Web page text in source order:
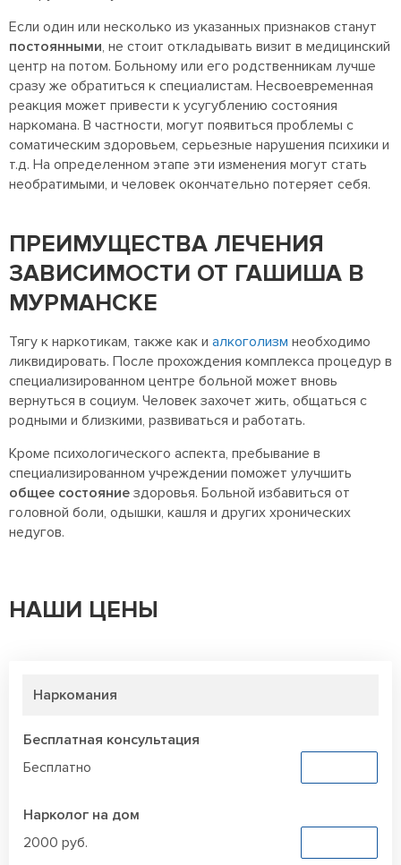
Если один или несколько из указанных признаков станут
постоянными, не стоит откладывать визит в медицинский
центр на потом. Больному или его родственникам лучше
сразу же обратиться к специалистам. Несвоевременная
реакция может привести к усугублению состояния
наркомана. В частности, могут появиться проблемы с
соматическим здоровьем, серьезные нарушения психики и
т.д. На определенном этапе эти изменения могут стать
необратимыми, и человек окончательно потеряет себя.
ПРЕИМУЩЕСТВА ЛЕЧЕНИЯ
ЗАВИСИМОСТИ ОТ ГАШИША В
МУРМАНСКЕ
Тягу к наркотикам, также как и алкоголизм необходимо
ликвидировать. После прохождения комплекса процедур в
специализированном центре больной может вновь
вернуться в социум. Человек захочет жить, общаться с
родными и близкими, развиваться и работать.
Кроме психологического аспекта, пребывание в
специализированном учреждении поможет улучшить
общее состояние здоровья. Больной избавиться от
головной боли, одышки, кашля и других хронических
недугов.
НАШИ ЦЕНЫ
Наркомания
Бесплатная консультация
Бесплатно
Нарколог на дом
2000 руб.